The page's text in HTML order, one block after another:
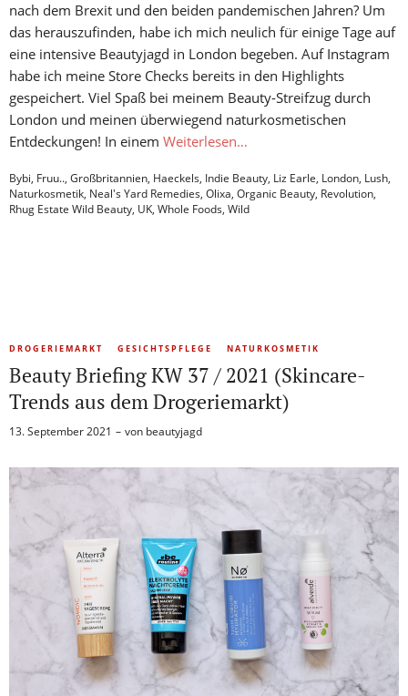
nach dem Brexit und den beiden pandemischen Jahren? Um
das herauszufinden, habe ich mich neulich für einige Tage auf
eine intensive Beautyjagd in London begeben. Auf Instagram
habe ich meine Store Checks bereits in den Highlights
gespeichert. Viel Spaß bei meinem Beauty-Streifzug durch
London und meinen überwiegend naturkosmetischen
Entdeckungen! In einem Weiterlesen…
Bybi, Fruu.., Großbritannien, Haeckels, Indie Beauty, Liz Earle, London, Lush,
Naturkosmetik, Neal's Yard Remedies, Olixa, Organic Beauty, Revolution,
Rhug Estate Wild Beauty, UK, Whole Foods, Wild
DROGERIEMARKT GESICHTSPFLEGE NATURKOSMETIK
Beauty Briefing KW 37 / 2021 (Skincare-
Trends aus dem Drogeriemarkt)
13. September 2021 von beautyjagd